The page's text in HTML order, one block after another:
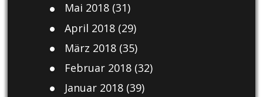
Mai 2018(31)
April 2018(29)
März 2018(35)
Februar 2018(32)
Januar 2018(39)